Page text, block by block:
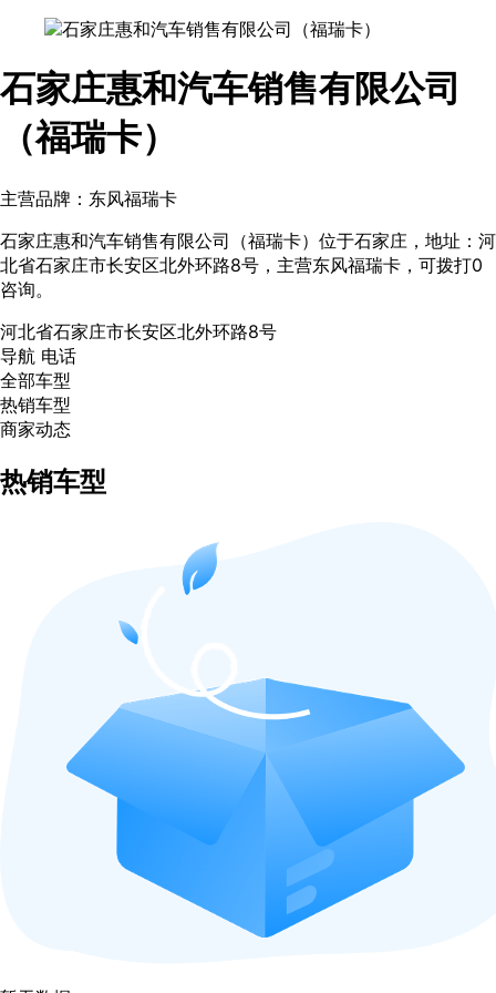
石家庄惠和汽车销售有限公司
（福瑞卡）
主营品牌：东风福瑞卡
石家庄惠和汽车销售有限公司（福瑞卡）位于石家庄，地址：河
北省石家庄市长安区北外环路8号，主营东风福瑞卡，可拨打0
咨询。
河北省石家庄市长安区北外环路8号
导航 电话
全部车型
热销车型
商家动态
热销车型